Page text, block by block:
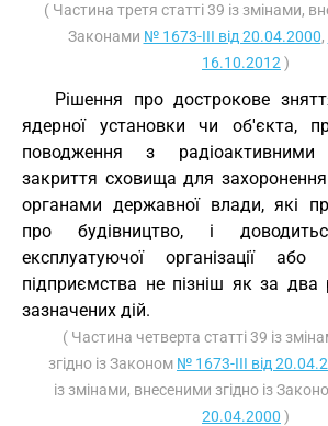
( Частина третя статті 39 із змінами,
Законами № 1673-III від 20.04.2000,
16.10.2012 )
Рішення про дострокове
ядерної установки чи об'єкта,
поводження з
закриття сховища для
органами державної влади, які
про будівництво, і
експлуатуючої організації або
підприємства не пізніш як за
зазначених дій.
( Частина четверта статті 39 із
згідно із Законом № 1673-III від
із змінами, внесеними згідно із
20.04.2000 )